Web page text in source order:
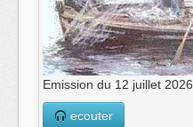
Emission du 12 juillet 2026
ecouter